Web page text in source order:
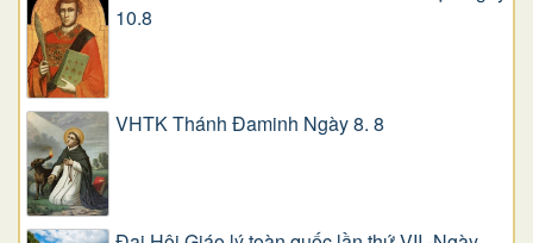
10.8
VHTK Thánh Đaminh Ngày 8. 8